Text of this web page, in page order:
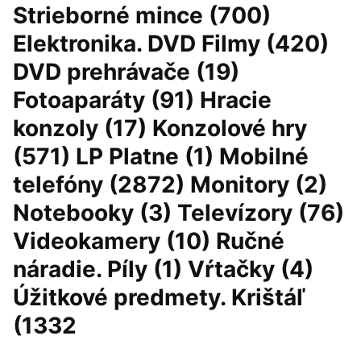
Strieborné mince (700)
Elektronika. DVD Filmy (420)
DVD prehrávače (19)
Fotoaparáty (91) Hracie
konzoly (17) Konzolové hry
(571) LP Platne (1) Mobilné
telefóny (2872) Monitory (2)
Notebooky (3) Televízory (76)
Videokamery (10) Ručné
náradie. Píly (1) Vŕtačky (4)
Úžitkové predmety. Krištáľ
(1332